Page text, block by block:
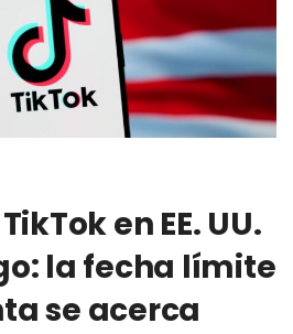
en EE. UU.
la fecha límite
se acerca